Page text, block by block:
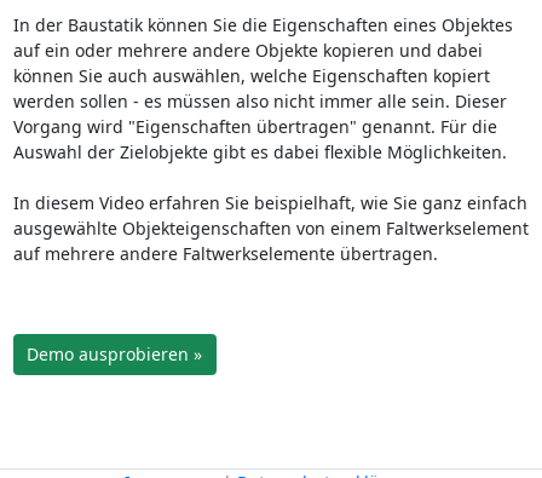
In der Baustatik können Sie die Eigenschaften eines Objektes
auf ein oder mehrere andere Objekte kopieren und dabei
können Sie auch auswählen, welche Eigenschaften kopiert
werden sollen - es müssen also nicht immer alle sein. Dieser
Vorgang wird "Eigenschaften übertragen" genannt. Für die
Auswahl der Zielobjekte gibt es dabei flexible Möglichkeiten.
In diesem Video erfahren Sie beispielhaft, wie Sie ganz einfach
ausgewählte Objekteigenschaften von einem Faltwerkselement
auf mehrere andere Faltwerkselemente übertragen.
Demo ausprobieren »